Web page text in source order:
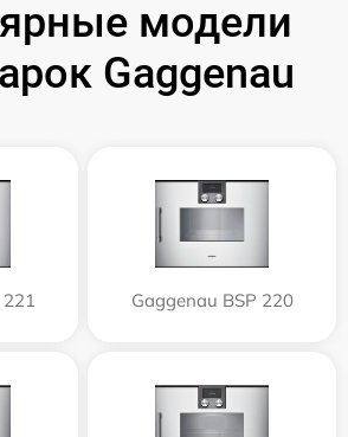
модели
Gaggenau
Gaggenau BSP 220